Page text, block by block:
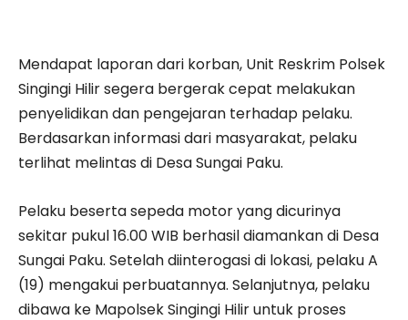
Mendapat laporan dari korban, Unit Reskrim Polsek
Singingi Hilir segera bergerak cepat melakukan
penyelidikan dan pengejaran terhadap pelaku.
Berdasarkan informasi dari masyarakat, pelaku
terlihat melintas di Desa Sungai Paku.
Pelaku beserta sepeda motor yang dicurinya
sekitar pukul 16.00 WIB berhasil diamankan di Desa
Sungai Paku. Setelah diinterogasi di lokasi, pelaku A
(19) mengakui perbuatannya. Selanjutnya, pelaku
dibawa ke Mapolsek Singingi Hilir untuk proses